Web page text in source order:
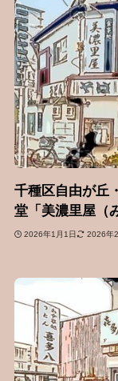
千種区自由が丘
堂「美濃里屋（
2026年1月1日 2026年